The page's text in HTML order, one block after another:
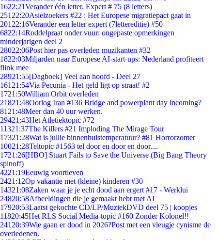
1622:21Verander één letter. Expert # 75 (8 letters)
251 22:20Asielzoekers #22 : Het Europese migratiepact gaat in
201 22:16Verander een letter expert (7lettereditie) #50
6822:14Roddelpraat onder vuur: ongepaste opmerkingen
minderjarigen deel 2
28022:06Post hier pas overleden muzikanten #32
1822:03Miljarden naar Europese AI-start-ups: Nederland profiteert
flink mee
28921:55[Dagboek] Veel aan hoofd - Deel 27
161 21:54Via Pecunia - Het geld ligt op straat! #2
1721:50William Orbit overleden
21821:48Oorlog Iran #136 Bridge and powerplant day incoming?
81 21:48Meer dan 40 uur werken.
29421:43Het Atletiektopic #72
11321:37The Killers #21 Imploding The Mirage Tour
17321:28Wat is jullie binnenhuistemperatuur? #81 Horrorzomer
10021:28Teltopic #1563 tel door en door en door....
1721:26[HBO] Stuart Fails to Save the Universe (Big Bang Theory
spinoff)
4221:19Eeuwig voortleven
2421:12Op vakantie met (kleine) kinderen #30
14321:08Zaken waar je je echt dood aan ergert #17 - Werklui
24820:58Afbeeldingen die je gemaakt hebt met AI
17920:53Laatst gekochte CD/LP/MuziekDVD deel 75 | koopjes
11820:45Het RLS Social Media-topic #160 Zonder Kolonel!!
241 20:39Wie gaan er dood in 2026?Post met een vleugje cynisme de
overledenen.